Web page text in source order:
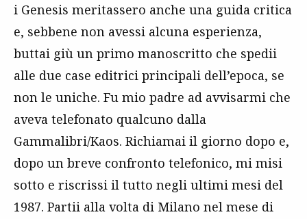
i Genesis meritassero anche una guida critica
e, sebbene non avessi alcuna esperienza,
buttai giù un primo manoscritto che spedii
alle due case editrici principali dell’epoca, se
non le uniche. Fu mio padre ad avvisarmi che
aveva telefonato qualcuno dalla
Gammalibri/Kaos. Richiamai il giorno dopo e,
dopo un breve confronto telefonico, mi misi
sotto e riscrissi il tutto negli ultimi mesi del
1987. Partii alla volta di Milano nel mese di